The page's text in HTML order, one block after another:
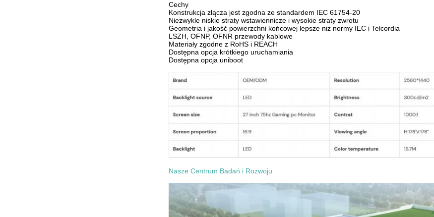
Cechy
Konstrukcja złącza jest zgodna ze standardem IEC 61754-20
Niezwykle niskie straty wstawiennicze i wysokie straty zwrotu
Geometria i jakość powierzchni końcowej lepsze niż normy IEC i Telcordia
LSZH, OFNP, OFNR przewody kablowe
Materiały zgodne z RoHS i REACH
Dostępna opcja krótkiego uruchamiania
Dostępna opcja uniboot
Nasze Centrum Badań i Rozwoju